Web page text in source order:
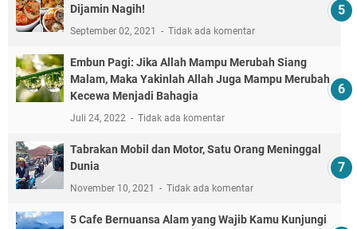
Dijamin Nagih!
September 02, 2021 Tidak ada komentar
Embun Pagi: Jika Allah Mampu Merubah Siang
Malam, Maka Yakinlah Allah Juga Mampu Merubah
Kecewa Menjadi Bahagia
Juli 24, 2022 Tidak ada komentar
Tabrakan Mobil dan Motor, Satu Orang Meninggal
Dunia
November 10, 2021 Tidak ada komentar
5 Cafe Bernuansa Alam yang Wajib Kamu Kunjungi